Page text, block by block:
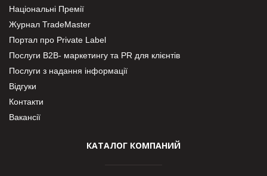
Національні Премії
Журнал TradeMaster
Портал про Private Label
Послуги В2В- маркетингу та PR для клієнтів
Послуги з надання інформації
Відгуки
Контакти
Вакансії
КАТАЛОГ КОМПАНИЙ